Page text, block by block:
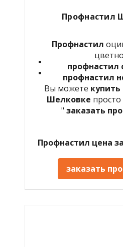
Профнастил
Профнастил
профнастил
профнастил
Вы можете
Шелковке
" заказать
Профнастил цена
заказать